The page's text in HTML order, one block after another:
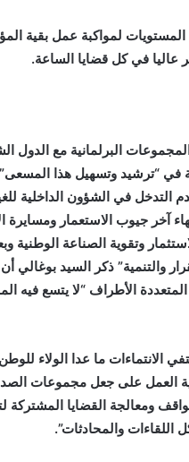
لمواكبة عمل بقية
عاليا في كل قضايا الساعة.
البرلمانية مع الدول
في “ترشيد وتسهيل هذا
التدخل في الشؤون الداخلية
آخر جيوب الاستعمار ومسايرة
وتقوية الصناعة الوطنية
والتنمية” ذكر السيد بوغالي
الأطراف “لا يتسع فيه
الانتماءات ما عدا الولاء
العمل على جعل مجموعات
ومعالجة القضايا
اللقاءات والمحادثات”.